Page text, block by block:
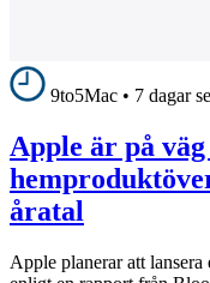
9to5Mac • 7 dagar
Apple är på
åratal
Apple planerar att